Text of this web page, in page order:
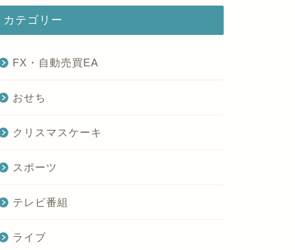
カテゴリー
FX・自動売買EA
おせち
クリスマスケーキ
スポーツ
テレビ番組
ライブ